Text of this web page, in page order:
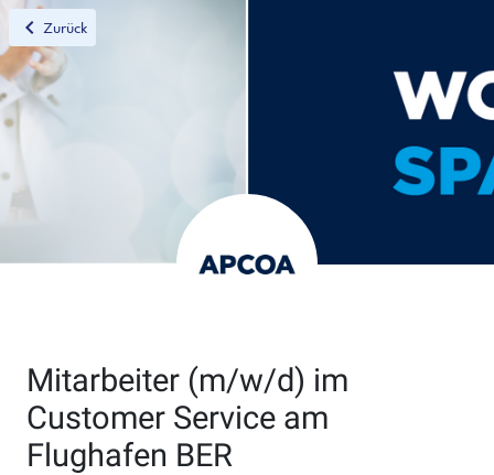
chevron_leftZurück
Mitarbeiter (m/w/d) im
Customer Service am
Flughafen BER